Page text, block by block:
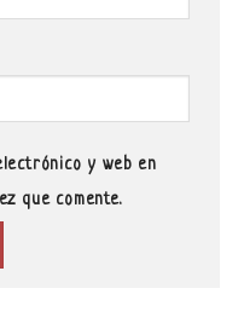
y web en
que comente.